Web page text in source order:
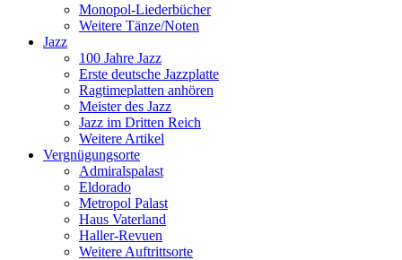
Monopol-Liederbücher
Weitere Tänze/Noten
Jazz
100 Jahre Jazz
Erste deutsche Jazzplatte
Ragtimeplatten anhören
Meister des Jazz
Jazz im Dritten Reich
Weitere Artikel
Vergnügungsorte
Admiralspalast
Eldorado
Metropol Palast
Haus Vaterland
Haller-Revuen
Weitere Auftrittsorte